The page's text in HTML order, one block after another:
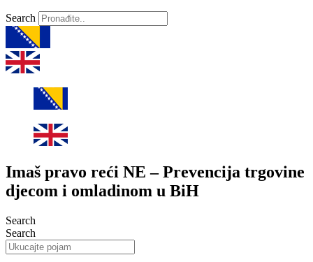
Search
Imaš pravo reći NE – Prevencija trgovine
djecom i omladinom u BiH
Search
Search